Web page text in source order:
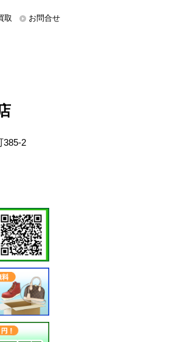
取 お問合せ
385-2